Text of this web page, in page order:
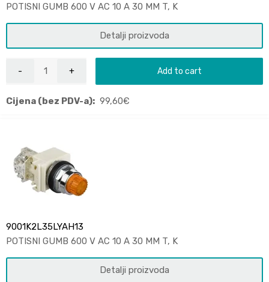
POTISNI GUMB 600 V AC 10 A 30 MM T, K
Detalji proizvoda
Add to cart
Cijena (bez PDV-a): 99,60€
9001K2L35LYAH13
POTISNI GUMB 600 V AC 10 A 30 MM T, K
Detalji proizvoda